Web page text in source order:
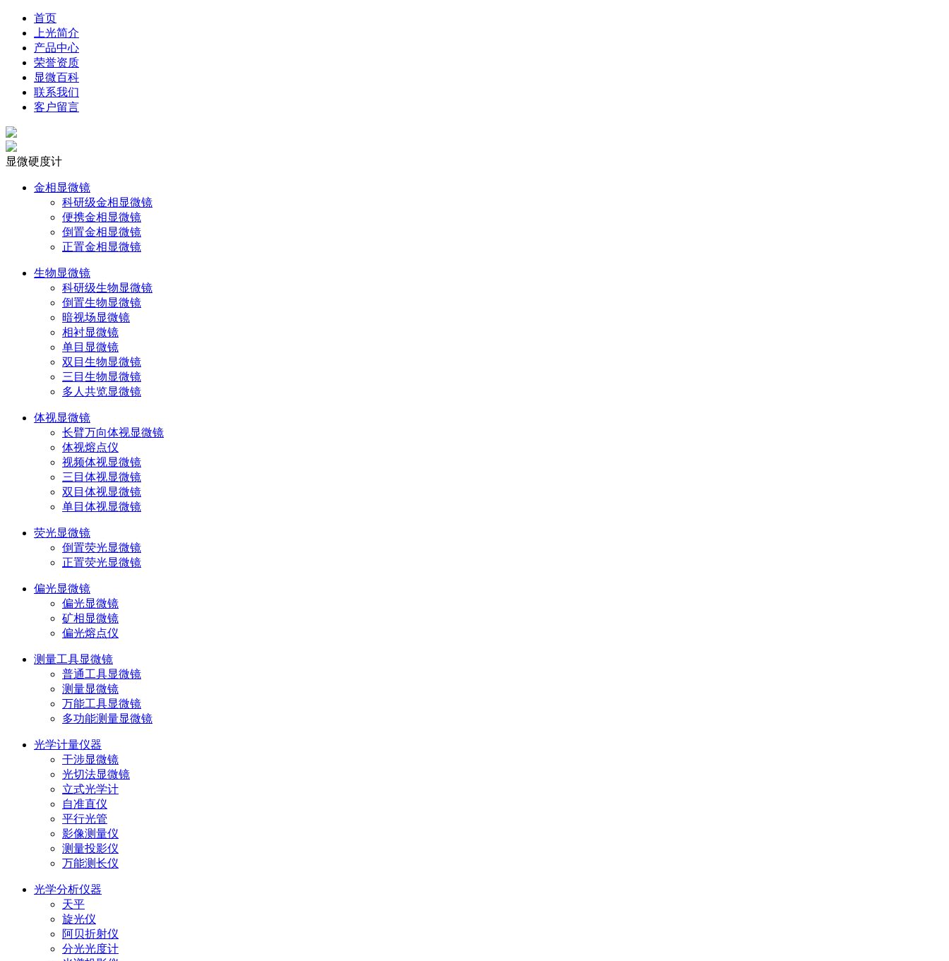
首页
上光简介
产品中心
荣誉资质
显微百科
联系我们
客户留言
显微硬度计
金相显微镜
科研级金相显微镜
便携金相显微镜
倒置金相显微镜
正置金相显微镜
生物显微镜
科研级生物显微镜
倒置生物显微镜
暗视场显微镜
相衬显微镜
单目显微镜
双目生物显微镜
三目生物显微镜
多人共览显微镜
体视显微镜
长臂万向体视显微镜
体视熔点仪
视频体视显微镜
三目体视显微镜
双目体视显微镜
单目体视显微镜
荧光显微镜
倒置荧光显微镜
正置荧光显微镜
偏光显微镜
偏光显微镜
矿相显微镜
偏光熔点仪
测量工具显微镜
普通工具显微镜
测量显微镜
万能工具显微镜
多功能测量显微镜
光学计量仪器
干涉显微镜
光切法显微镜
立式光学计
自准直仪
平行光管
影像测量仪
测量投影仪
万能测长仪
光学分析仪器
天平
旋光仪
阿贝折射仪
分光光度计